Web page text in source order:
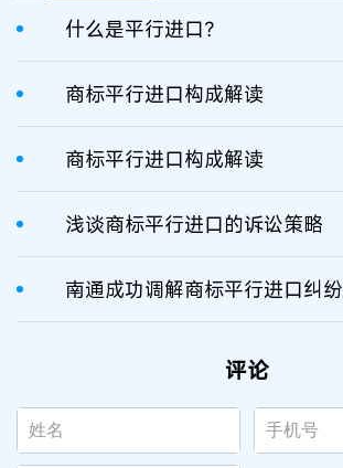
什么是平行进口？
商标平行进口构成解读
商标平行进口构成解读
浅谈商标平行进口的诉讼策略
南通成功调解商标平行进口纠纷
评论